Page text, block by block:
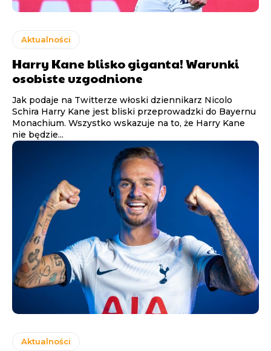
Aktualności
Harry Kane blisko giganta! Warunki
osobiste uzgodnione
Jak podaje na Twitterze włoski dziennikarz Nicolo
Schira Harry Kane jest bliski przeprowadzki do Bayernu
Monachium. Wszystko wskazuje na to, że Harry Kane
nie będzie...
Aktualności